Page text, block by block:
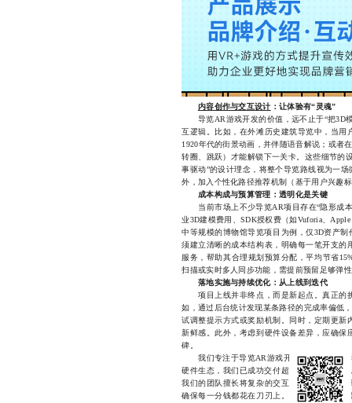
内容创作与交互设计 ：让体验有“灵魂”
导览AR游戏开发的价值，远不止于“把3D
互逻辑。比如，在外滩历史建筑导览中，当
1920年代的街景动画，并伴随语音解说；或者
转圈、跳跃）才能解锁下一关卡。这些细节的
事驱动”的设计理念，将整个导览路线视为一
外，加入个性化路径推荐机制（基于用户兴趣
成本构成与预算管理：透明化是关键
当前市场上不少导览AR项目存在“隐形成本
业3D建模费用、SDK授权费（如Vuforia、
中等规模的博物馆导览项目为例，仅3D资产
须建立清晰的成本结构表，明确每一笔开支
服务，帮助其合理规划预算分配，平均节省
扫描或实时多人同步功能，需提前预留足够弹
落地实施与持续优化：从上线到迭代
项目上线并非终点，而是新起点。真正的
如，通过后台统计发现某条路径的完成率偏低
试调整提示方式或奖励机制。同时，定期更
新鲜感。此外，考虑到硬件设备差异，应确
碑。
我们专注于导览AR游戏开发领域多年，深
硬件生态，我们已成功交付超过30个实际项
我们的团队擅长将复杂的交互逻辑转化为稳
确保每一分钱都花在刀刃上。无论是小型试点